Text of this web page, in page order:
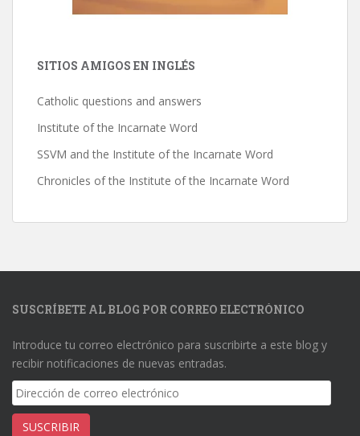
SITIOS AMIGOS EN INGLÉS
Catholic questions and answers
Institute of the Incarnate Word
SSVM and the Institute of the Incarnate Word
Chronicles of the Institute of the Incarnate Word
SUSCRÍBETE AL BLOG POR CORREO ELECTRÓNICO
Introduce tu correo electrónico para suscribirte a este blog y
recibir notificaciones de nuevas entradas.
Dirección
de
correo
SUSCRIBIR